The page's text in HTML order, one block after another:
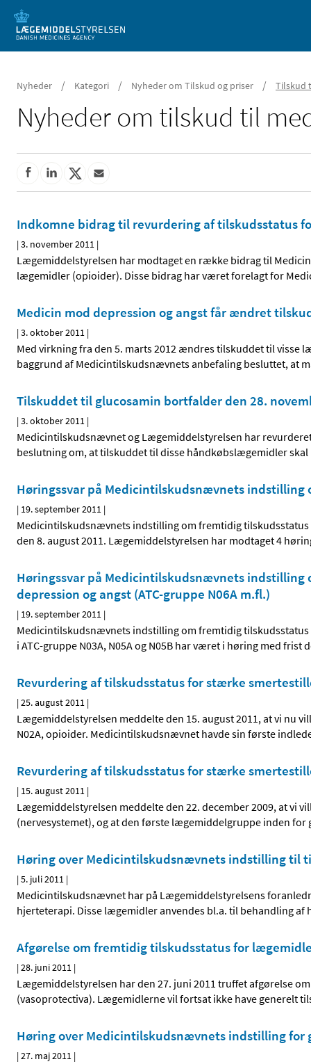
Mobil visning
Nyheder / Kategori / Nyheder om Tilskud og priser / Tilskud
Nyheder om tilskud til
Indkomne bidrag til revurdering af tilskudsstatus
|3. november 2011 |
Lægemiddelstyrelsen har modtaget en række bidrag til
lægemidler (opioider). Disse bidrag har været forelagt for
Medicin mod depression og angst får ændret
|3. oktober 2011 |
Med virkning fra den 5. marts 2012 ændres tilskuddet til
baggrund af Medicintilskudsnævnets anbefaling besluttet, at
Tilskuddet til glucosamin bortfalder den 28.
|3. oktober 2011 |
Medicintilskudsnævnet og Lægemiddelstyrelsen har
beslutning om, at tilskuddet til disse håndkøbslægemidler
Høringssvar på Medicintilskudsnævnets
| 19. september 2011 |
Medicintilskudsnævnets indstilling om fremtidig
den 8. august 2011. Lægemiddelstyrelsen har modtaget 4
Høringssvar på Medicintilskudsnævnets
depression og angst (ATC-gruppe N06A m.fl.)
| 19. september 2011 |
Medicintilskudsnævnets indstilling om fremtidig
i ATC-gruppe N03A, N05A og N05B har været i høring med
Revurdering af tilskudsstatus for stærke
|25. august 2011 |
Lægemiddelstyrelsen meddelte den 15. august 2011, at vi nu
N02A, opioider. Medicintilskudsnævnet havde sin første
Revurdering af tilskudsstatus for stærke
| 15. august 2011 |
Lægemiddelstyrelsen meddelte den 22. december 2009, at vi
(nervesystemet), og at den første lægemiddelgruppe inden for
Høring over Medicintilskudsnævnets indstilling til
|5. juli 2011 |
Medicintilskudsnævnet har på Lægemiddelstyrelsens
hjerteterapi. Disse lægemidler anvendes bl.a. til behandling
Afgørelse om fremtidig tilskudsstatus for
|28. juni 2011 |
Lægemiddelstyrelsen har den 27. juni 2011 truffet afgørelse
(vasoprotectiva). Lægemidlerne vil fortsat ikke have generelt
Høring over Medicintilskudsnævnets indstilling for
|27. maj 2011 |